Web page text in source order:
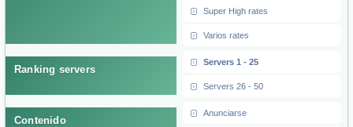
Super High rates
Varios rates
Ranking servers
Servers 1 - 25
Servers 26 - 50
Contenido
Anunciarse